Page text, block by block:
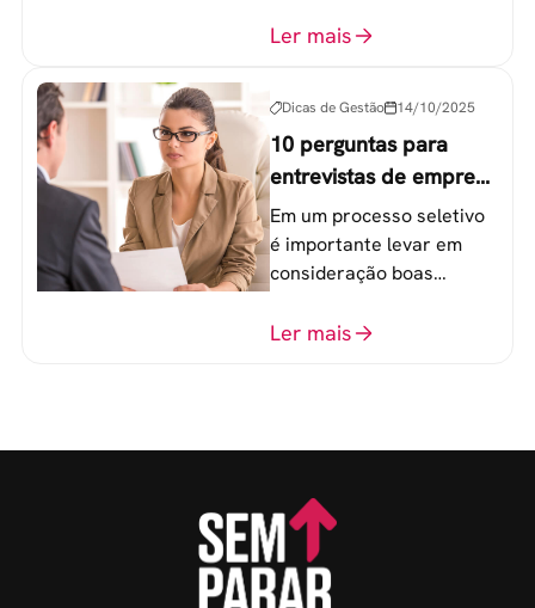
o atingimento das metas
Ler mais
Dicas de Gestão 14/10/2025
10 perguntas para
entrevistas de emprego
que recrutadores não
devem fazer
Em um processo seletivo
é importante levar em
consideração boas
o perfil do profissional e
Ler mais